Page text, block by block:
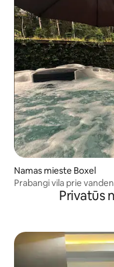
Namas mieste Boxel
Prabangi vila prie
Privatūs